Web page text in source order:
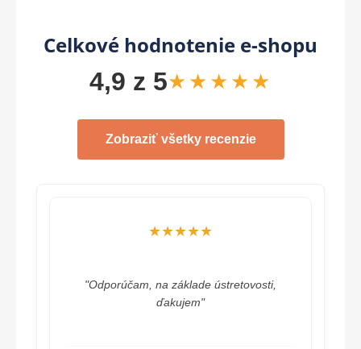
Celkové hodnotenie e-shopu
4,9 z 5★★★★★
Zobraziť všetky recenzie
★★★★★
"Odporúčam, na základe ústretovosti,
ďakujem"